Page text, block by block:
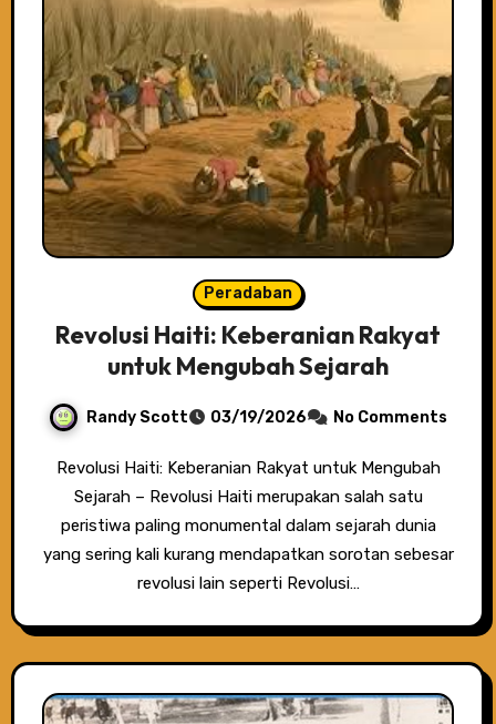
Peradaban
Revolusi Haiti: Keberanian Rakyat
untuk Mengubah Sejarah
Randy Scott 03/19/2026 No Comments
Revolusi Haiti: Keberanian Rakyat untuk Mengubah
Sejarah – Revolusi Haiti merupakan salah satu
peristiwa paling monumental dalam sejarah dunia
yang sering kali kurang mendapatkan sorotan sebesar
revolusi lain seperti Revolusi…